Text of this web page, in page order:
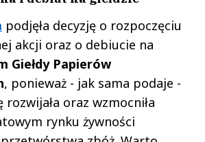
podjęła decyzję o rozpoczęciu
akcji oraz o debiucie na
Giełdy Papierów
, ponieważ - jak sama podaje -
rozwijała oraz wzmocniła
rynku żywności